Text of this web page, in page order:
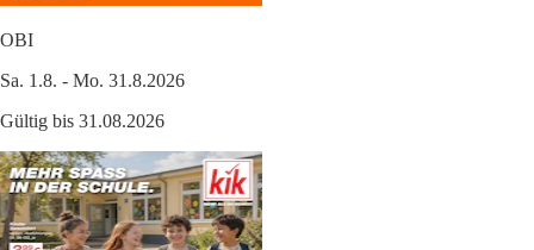
OBI
Sa. 1.8. - Mo. 31.8.2026
Gültig bis 31.08.2026